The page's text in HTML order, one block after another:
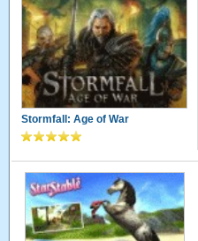
Stormfall: Age of War